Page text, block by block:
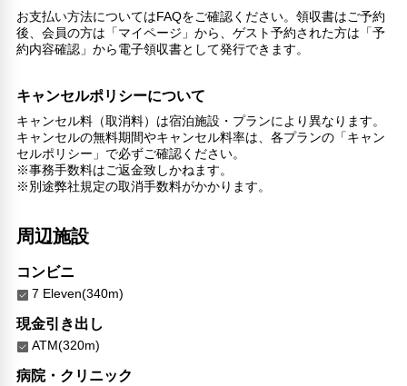
ツアーデスク
ランドリーサービス
対応言語
英語
日本語
その他サービス
共用ラウンジ/TVエリア
フードデリバリー
リネン・衣類の湯洗い
お支払い方法についてはFAQをご確認ください。領収書はご予約
後、会員の方は「マイページ」から、ゲスト予約された方は「予
約内容確認」から電子領収書として発行できます。
キャンセルポリシーについて
キャンセル料（取消料）は宿泊施設・プランにより異なります。
キャンセルの無料期間やキャンセル料率は、各プランの「キャン
セルポリシー」で必ずご確認ください。
※事務手数料はご返金致しかねます。
※別途弊社規定の取消手数料がかかります。
周辺施設
コンビニ
7 Eleven(340m)
現金引き出し
ATM(320m)
病院・クリニック